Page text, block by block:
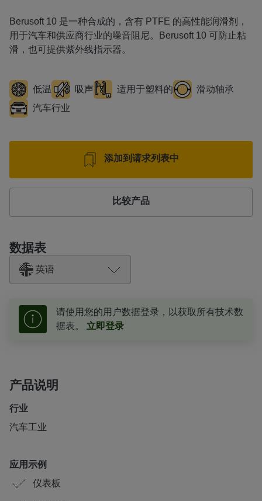
Berusoft 10 是一种合成的，含有 PTFE 的高性能润滑剂，
用于汽车和供应商行业的噪音阻尼。Berusoft 10 可防止粘
滑，也可提供紫外线指示器。
低温 吸声 适用于塑料的
滑动轴承
汽车行业
添加到请求列表中
比较产品
数据表
英语
请使用您的用户数据登录，以获取所有技术数
据表。 立即登录
产品说明
行业
汽车工业
应用示例
仪表板